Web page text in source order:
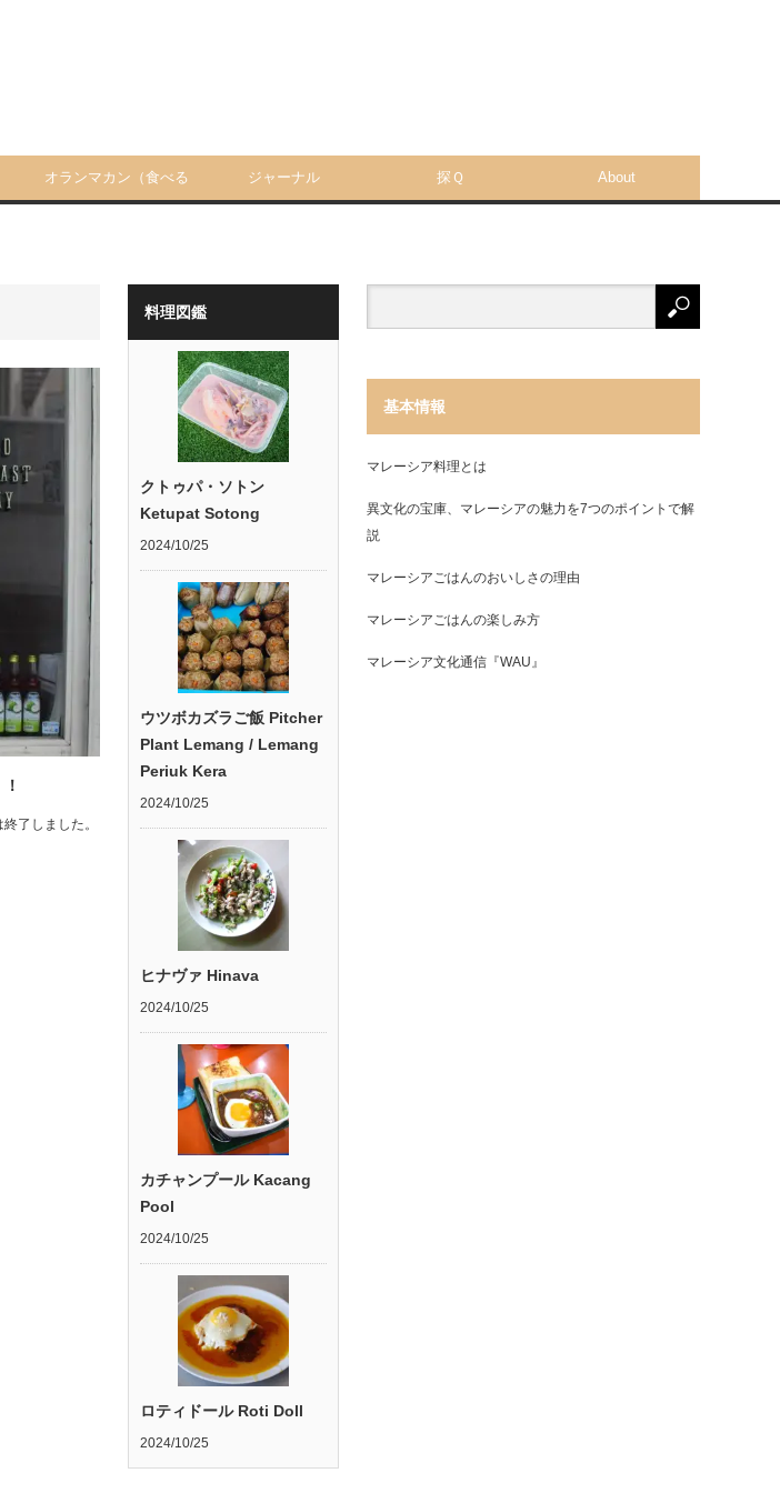
オランマカン（食べる ジャーナル 探Ｑ About
了しました。
料理図鑑
クトゥパ・ソトン
Ketupat Sotong
2024/10/25
ウツボカズラご飯 Pitcher
Plant Lemang / Lemang
Periuk Kera
2024/10/25
ヒナヴァ Hinava
2024/10/25
カチャンプール Kacang
Pool
2024/10/25
ロティドール Roti Doll
2024/10/25
基本情報
マレーシア料理とは
異文化の宝庫、マレーシアの魅力を7つのポイントで解
説
マレーシアごはんのおいしさの理由
マレーシアごはんの楽しみ方
マレーシア文化通信『WAU』